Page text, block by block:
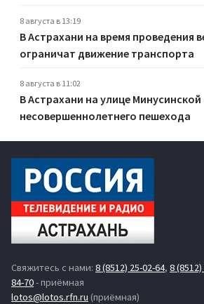
8 августа в 13:19
В Астрахани на время проведения
ограничат движение транспорта
8 августа в 11:02
В Астрахани на улице Минусинской
несовершеннолетнего пешехода
Свяжитесь с нами: 8 (8512) 25-02-64, 8
84-70- приёмная
lotos@lotos.rfn.ru (приёмная)